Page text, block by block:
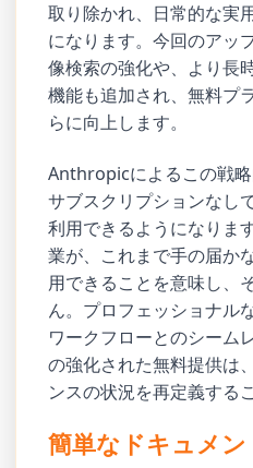
取り除かれ、日常的な実
になります。今回のアッ
像検索の強化や、より長
機能も追加され、無料プ
らに向上します。
Anthropicによるこの戦
サブスクリプションなし
利用できるようになりま
業が、これまで手の届か
用できることを意味し、
ん。プロフェッショナル
ワークフローとのシーム
の強化された無料提供は
ンスの状況を再定義する
簡単なドキュメン